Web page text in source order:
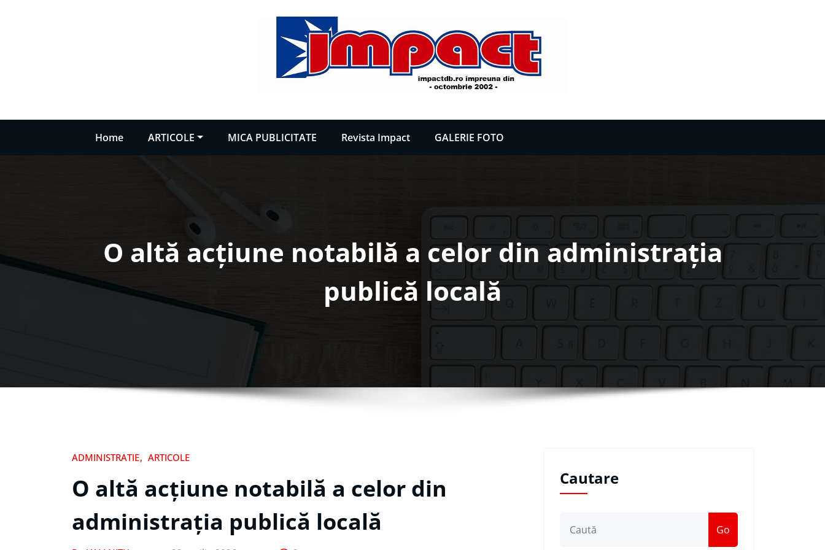
Home ARTICOLE MICA PUBLICITATE Revista Impact GALERIE FOTO
O altă acțiune notabilă a celor din administrația
publică locală
ADMINISTRATIE ARTICOLE
O altă acțiune notabilă a celor din
administrația publică locală
Cautare
Go